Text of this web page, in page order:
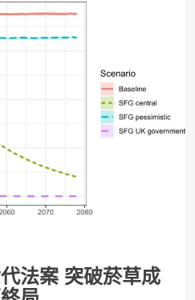
法案 突破菸草成